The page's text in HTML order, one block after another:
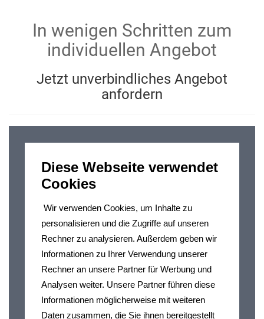
In wenigen Schritten zum
individuellen Angebot
Jetzt unverbindliches Angebot
anfordern